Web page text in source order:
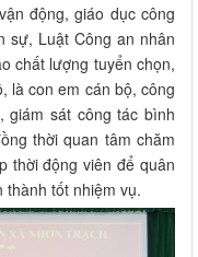
động, giáo dục công
sự, Luật Công an nhân
chất lượng tuyển chọn,
là con em cán bộ, công
giám sát công tác bình
thời quan tâm chăm
thời động viên để quân
thành tốt nhiệm vụ.